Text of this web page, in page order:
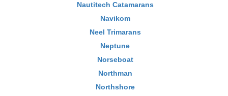
Nautitech Catamarans
Navikom
Neel Trimarans
Neptune
Norseboat
Northman
Northshore